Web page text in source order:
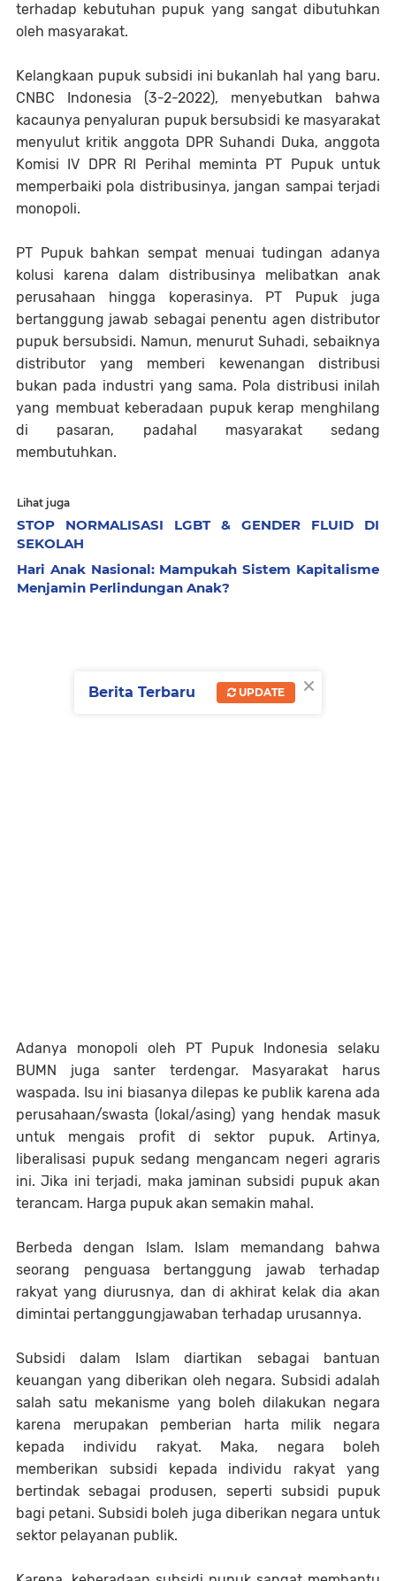
terhadap kebutuhan pupuk yang sangat dibutuhkan
oleh masyarakat.
Kelangkaan pupuk subsidi ini bukanlah hal yang baru.
CNBC Indonesia (3-2-2022), menyebutkan bahwa
kacaunya penyaluran pupuk bersubsidi ke masyarakat
menyulut kritik anggota DPR Suhandi Duka, anggota
Komisi IV DPR RI Perihal meminta PT Pupuk untuk
memperbaiki pola distribusinya, jangan sampai terjadi
monopoli.
PT Pupuk bahkan sempat menuai tudingan adanya
kolusi karena dalam distribusinya melibatkan anak
perusahaan hingga koperasinya. PT Pupuk juga
bertanggung jawab sebagai penentu agen distributor
pupuk bersubsidi. Namun, menurut Suhadi, sebaiknya
distributor yang memberi kewenangan distribusi
bukan pada industri yang sama. Pola distribusi inilah
yang membuat keberadaan pupuk kerap menghilang
di pasaran, padahal masyarakat sedang
membutuhkan.
Lihat juga
STOP NORMALISASI LGBT & GENDER FLUID DI
SEKOLAH
Hari Anak Nasional: Mampukah Sistem Kapitalisme
Menjamin Perlindungan Anak?
Adanya monopoli oleh PT Pupuk Indonesia selaku
BUMN juga santer terdengar. Masyarakat harus
waspada. Isu ini biasanya dilepas ke publik karena ada
perusahaan/swasta (lokal/asing) yang hendak masuk
untuk mengais profit di sektor pupuk. Artinya,
liberalisasi pupuk sedang mengancam negeri agraris
ini. Jika ini terjadi, maka jaminan subsidi pupuk akan
terancam. Harga pupuk akan semakin mahal.
Berbeda dengan Islam. Islam memandang bahwa
seorang penguasa bertanggung jawab terhadap
rakyat yang diurusnya, dan di akhirat kelak dia akan
dimintai pertanggungjawaban terhadap urusannya.
Subsidi dalam Islam diartikan sebagai bantuan
keuangan yang diberikan oleh negara. Subsidi adalah
salah satu mekanisme yang boleh dilakukan negara
karena merupakan pemberian harta milik negara
kepada individu rakyat. Maka, negara boleh
memberikan subsidi kepada individu rakyat yang
bertindak sebagai produsen, seperti subsidi pupuk
bagi petani. Subsidi boleh juga diberikan negara untuk
sektor pelayanan publik.
×
Berita Terbaru UPDATE